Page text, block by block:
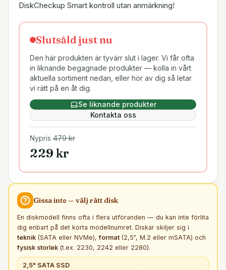
DiskCheckup Smart kontroll utan anmärkning!
Slutsåld just nu
Den här produkten är tyvärr slut i lager. Vi får ofta
in liknande begagnade produkter — kolla in vårt
aktuella sortiment nedan, eller hör av dig så letar
vi rätt på en åt dig.
Se liknande produkter
Kontakta oss
Nypris 479kr
229 kr
Gissa inte — välj rätt disk
En diskmodell finns ofta i flera utföranden — du kan inte förlita
dig enbart på det korta modellnumret. Diskar skiljer sig i
teknik (SATA eller NVMe),format (2,5", M.2 eller mSATA) och
fysisk storlek (t.ex. 2230, 2242 eller 2280).
2,5" SATA SSD